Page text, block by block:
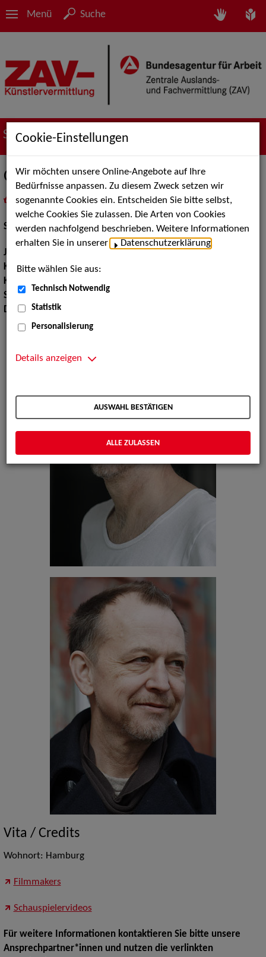
Menü Suche
Suche nach Künstler*innen
Christian Bruhn
als PDF speichern
inMeine Merklistelegen
Schauspiel:Film und TV, Bühne
Jahrgang:
Körpergröße:180 cm
Konfektionsgröße:
Sprachen:
Englisch, Französisch
Dialekte:Hamburgisch
Vita / Credits
Wohnort: Hamburg
Filmmakers
Schauspielervideos
Für weitere Informationen kontaktieren Sie bitte unsere
Ansprechpartner*innen und nutzen die verlinkten
Cookie-Einstellungen
Wir möchten unsere Online-Angebote auf Ihre
Bedürfnisse anpassen. Zu diesem Zweck setzen wir
sogenannte Cookies ein. Entscheiden Sie bitte selbst,
welche Cookies Sie zulassen. Die Arten von Cookies
werden nachfolgend beschrieben. Weitere Informationen
erhalten Sie in unserer
Datenschutzerklärung
Bitte wählen Sie aus:
Technisch Notwendig
Statistik
Personalisierung
Details anzeigen
AUSWAHL BESTÄTIGEN
ALLE ZULASSEN